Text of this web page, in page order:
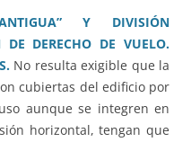
Y DIVISIÓN
DE DERECHO DE VUELO.
No resulta exigible que la
cubiertas del edificio por
aunque se integren en
horizontal, tengan que